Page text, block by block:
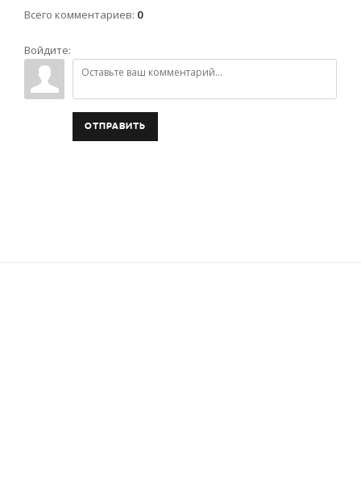
Всего комментариев: 0
Войдите:
ОТПРАВИТЬ